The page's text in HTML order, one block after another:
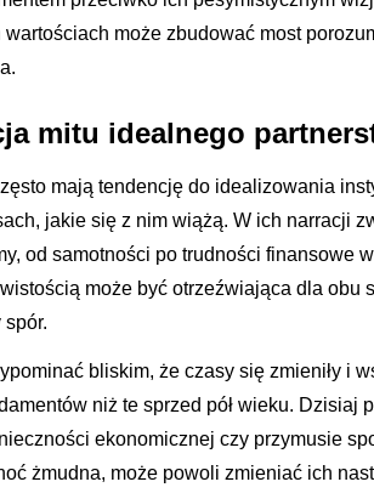
wartościach może zbudować most
mitu idealnego
mają tendencję do idealizowania
jakie się z nim wiążą. W ich narracji
od samotności po trudności finansowe
może być otrzeźwiająca dla obu
bliskim, że czasy się zmieniły i
niż te sprzed pół wieku. Dzisiaj
ekonomicznej czy przymusie
żmudna, może powoli zmieniać ich